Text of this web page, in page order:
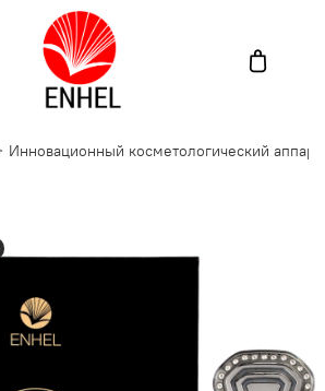
Инновационный косметологический